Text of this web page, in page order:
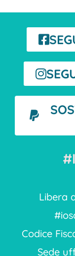
Libera
Codice
Sede